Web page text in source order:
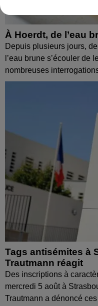
À Hoerdt, de l’eau
Depuis plusieurs jours,
l’eau brune s’écouler de
nombreuses
Tags antisémites à
Trautmann réagit
Des inscriptions à
mercredi 5 août à
Trautmann a dénoncé